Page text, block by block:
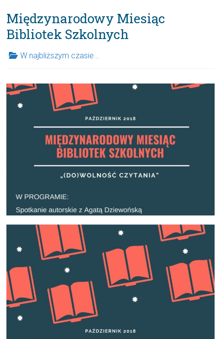
Międzynarodowy Miesiąc
Bibliotek Szkolnych
W najbliższym czasie...